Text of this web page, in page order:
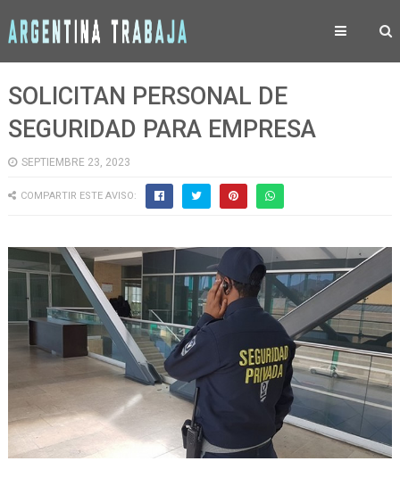
SOLICITAN PERSONAL DE
SEGURIDAD PARA EMPRESA
SEPTIEMBRE 23, 2023
COMPARTIR ESTE AVISO: